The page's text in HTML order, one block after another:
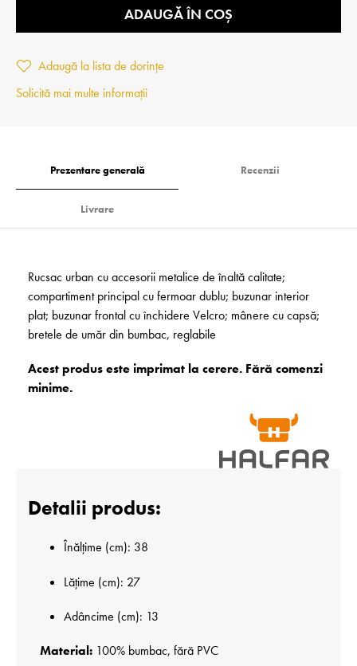
ADAUGĂ ÎN COȘ
Adaugă la lista de dorințe
Solicită mai multe informații
Prezentare generală Recenzii
Livrare
Rucsac urban cu accesorii metalice de înaltă calitate;
compartiment principal cu fermoar dublu; buzunar interior
plat; buzunar frontal cu închidere Velcro; mânere cu capsă;
bretele de umăr din bumbac, reglabile
Acest produs este imprimat la cerere. Fără comenzi
minime.
Detalii produs:
Înălțime (cm): 38
Lățime (cm): 27
Adâncime (cm): 13
Material: 100% bumbac, fără PVC